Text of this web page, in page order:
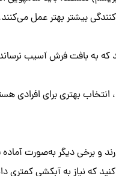
بیشتر بهتر عمل
به بافت فرش آسیب
بهتری برای افرادی
و برخی دیگر به‌صورت
که نیاز به آبکشی کمتری